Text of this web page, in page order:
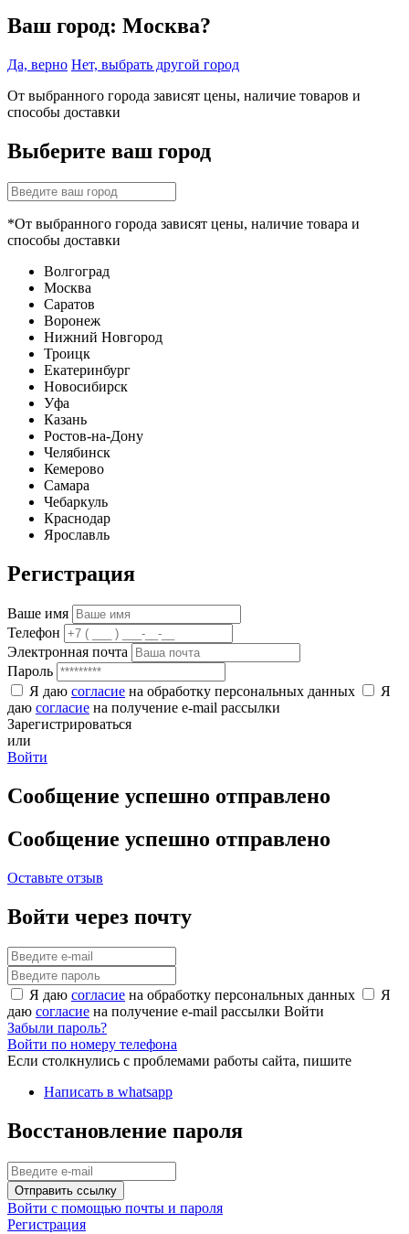
Ваш город: Москва?
Да, верно Нет, выбрать другой город
От выбранного города зависят цены, наличие товаров и
способы доставки
Выберите ваш город
*От выбранного города зависят цены, наличие товара и
способы доставки
Волгоград
Москва
Саратов
Воронеж
Нижний Новгород
Троицк
Екатеринбург
Новосибирск
Уфа
Казань
Ростов-на-Дону
Челябинск
Кемерово
Самара
Чебаркуль
Краснодар
Ярославль
Регистрация
Ваше имя
Телефон
Электронная почта
Пароль
Я даю согласие на обработку персональных данных
Я
даю согласие на получение e-mail рассылки
Зарегистрироваться
или
Войти
Сообщение успешно отправлено
Сообщение успешно отправлено
Оставьте отзыв
Войти через почту
Я даю согласие на обработку персональных данных
Я
даю согласие на получение e-mail рассылки Войти
Забыли пароль?
Войти по номеру телефона
Если столкнулись с проблемами работы сайта, пишите
Написать в whatsapp
Восстановление пароля
Отправить ссылку
Войти с помощью почты и пароля
Регистрация